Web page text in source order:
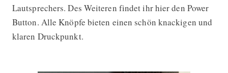
Lautsprechers. Des Weiteren findet ihr hier den Power
Button. Alle Knöpfe bieten einen schön knackigen und
klaren Druckpunkt.